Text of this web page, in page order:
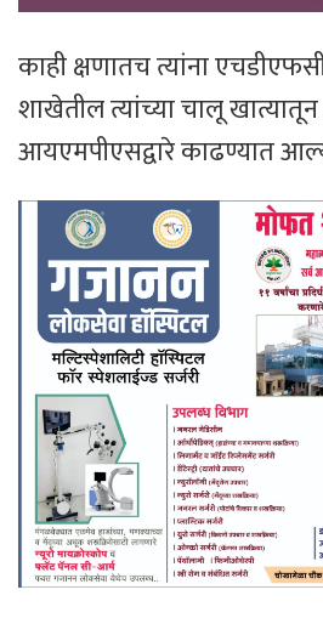
काही क्षणातच त्यांना
शाखेतील त्यांच्या चालू
आयएमपीएसद्वारे काढण्यात